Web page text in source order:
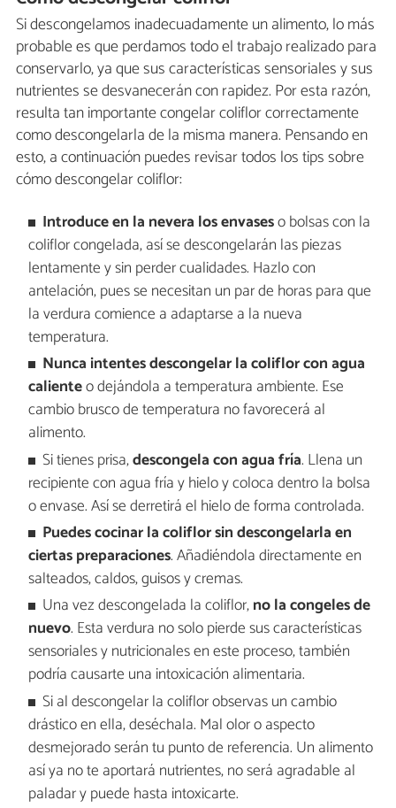
Si descongelamos inadecuadamente un alimento, lo más
probable es que perdamos todo el trabajo realizado para
conservarlo, ya que sus características sensoriales y sus
nutrientes se desvanecerán con rapidez. Por esta razón,
resulta tan importante congelar coliflor correctamente
como descongelarla de la misma manera. Pensando en
esto, a continuación puedes revisar todos los tips sobre
cómo descongelar coliflor:
Introduce en la nevera los envaseso bolsas con la
coliflor congelada, así se descongelarán las piezas
lentamente y sin perder cualidades. Hazlo con
antelación, pues se necesitan un par de horas para que
la verdura comience a adaptarse a la nueva
temperatura.
Nunca intentes descongelar la coliflor con agua
calienteo dejándola a temperatura ambiente. Ese
cambio brusco de temperatura no favorecerá al
alimento.
Si tienes prisa,descongela con agua fría. Llena un
recipiente con agua fría y hielo y coloca dentro la bolsa
o envase. Así se derretirá el hielo de forma controlada.
Puedes cocinar la coliflor sin descongelarla en
ciertas preparaciones. Añadiéndola directamente en
salteados, caldos, guisos y cremas.
Una vez descongelada la coliflor,no la congeles de
nuevo. Esta verdura no solo pierde sus características
sensoriales y nutricionales en este proceso, también
podría causarte una intoxicación alimentaria.
Si al descongelar la coliflor observas un cambio
drástico en ella, deséchala. Mal olor o aspecto
desmejorado serán tu punto de referencia. Un alimento
así ya no te aportará nutrientes, no será agradable al
paladar y puede hasta intoxicarte.